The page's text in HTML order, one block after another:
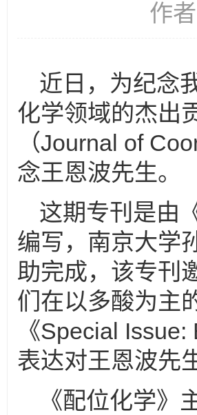
作
近日，为纪念
化学领域的杰出
（Journal of
念王恩波先生。
这期专刊是由
编写，南京大学
助完成，该专刊
们在以多酸为主
《Special Issue:
表达对王恩波先
《配位化学